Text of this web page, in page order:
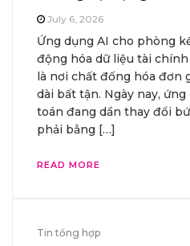
July 6, 2026
Ứng dụng AI cho phòng
động hóa dữ liệu tài
là nơi chất đống hóa đơn
dài bất tận. Ngày nay,
toán đang dần thay đổi
phải bằng […]
READ MORE
Tin tổng hợp